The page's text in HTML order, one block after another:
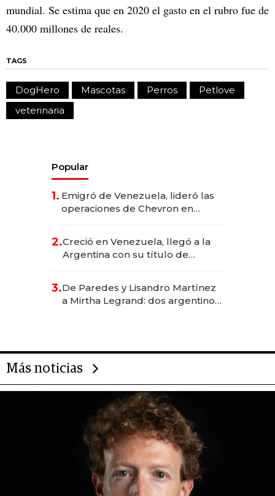
mundial. Se estima que en 2020 el gasto en el rubro fue de
40.000 millones de reales.
TAGS
DogHero Mascotas Perros
Petlove
veterinaria
Popular
1. Emigró de Venezuela, lideró las
operaciones de Chevron en
2.Creció en Venezuela, llegó a la
Argentina con su título de
las marcas "fast premium"
3.De Paredes y Lisandro Martínez
a Mirtha Legrand: dos argentinos
Más noticias